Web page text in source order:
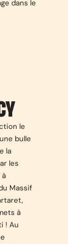
dans le
le
bulle
la
les
Massif
à
! Au